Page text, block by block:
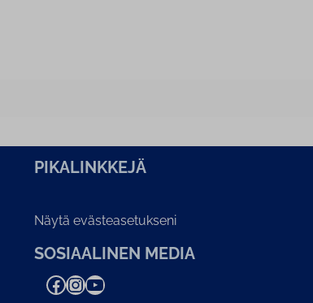
PI­KA­LINK­KE­JÄ
Näytä evästeasetukseni
SOSIAALINEN MEDIA
Facebook InstagramYouTube